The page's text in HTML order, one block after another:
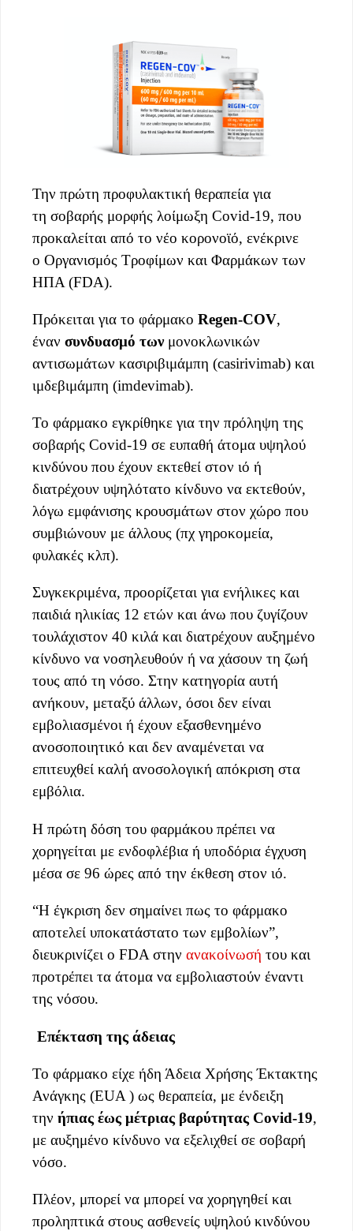
Την πρώτη προφυλακτική θεραπεία για
τη σοβαρής μορφής λοίμωξη Covid-19, που
προκαλείται από το νέο κορονοϊό, ενέκρινε
o Οργανισμός Τροφίμων και Φαρμάκων των
ΗΠΑ (FDA).
Πρόκειται για το φάρμακο Regen-COV,
έναν συνδυασμό των μονοκλωνικών
αντισωμάτων κασιριβιμάμπη (casirivimab) και
ιμδεβιμάμπη (imdevimab).
Το φάρμακο εγκρίθηκε για την πρόληψη της
σοβαρής Covid-19 σε ευπαθή άτομα υψηλού
κινδύνου που έχουν εκτεθεί στον ιό ή
διατρέχουν υψηλότατο κίνδυνο να εκτεθούν,
λόγω εμφάνισης κρουσμάτων στον χώρο που
συμβιώνουν με άλλους (πχ γηροκομεία,
φυλακές κλπ).
Συγκεκριμένα, προορίζεται για ενήλικες και
παιδιά ηλικίας 12 ετών και άνω που ζυγίζουν
τουλάχιστον 40 κιλά και διατρέχουν αυξημένο
κίνδυνο να νοσηλευθούν ή να χάσουν τη ζωή
τους από τη νόσο. Στην κατηγορία αυτή
ανήκουν, μεταξύ άλλων, όσοι δεν είναι
εμβολιασμένοι ή έχουν εξασθενημένο
ανοσοποιητικό και δεν αναμένεται να
επιτευχθεί καλή ανοσολογική απόκριση στα
εμβόλια.
Η πρώτη δόση του φαρμάκου πρέπει να
χορηγείται με ενδοφλέβια ή υποδόρια έγχυση
μέσα σε 96 ώρες από την έκθεση στον ιό.
“Η έγκριση δεν σημαίνει πως το φάρμακο
αποτελεί υποκατάστατο των εμβολίων”,
διευκρινίζει ο FDA στην ανακοίνωσή του και
προτρέπει τα άτομα να εμβολιαστούν έναντι
της νόσου.
Επέκταση της άδειας
Το φάρμακο είχε ήδη Άδεια Χρήσης Έκτακτης
Ανάγκης (EUA ) ως θεραπεία, με ένδειξη
την ήπιας έως μέτριας βαρύτητας Covid-19,
με αυξημένο κίνδυνο να εξελιχθεί σε σοβαρή
νόσο.
Πλέον, μπορεί να μπορεί να χορηγηθεί και
προληπτικά στους ασθενείς υψηλού κινδύνου